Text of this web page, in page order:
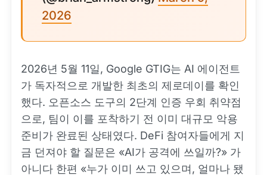
2026
2026년 5월 11일, Google GTIG는 AI 에이전트
가 독자적으로 개발한 최초의 제로데이를 확인
했다. 오픈소스 도구의 2단계 인증 우회 취약점
으로, 팀이 이를 포착하기 전 이미 대규모 악용
준비가 완료된 상태였다. DeFi 참여자들에게 지
금 던져야 할 질문은 «AI가 공격에 쓰일까?» 가
아니다 한편 «누가 이미 쓰고 있으며, 얼마나 됐